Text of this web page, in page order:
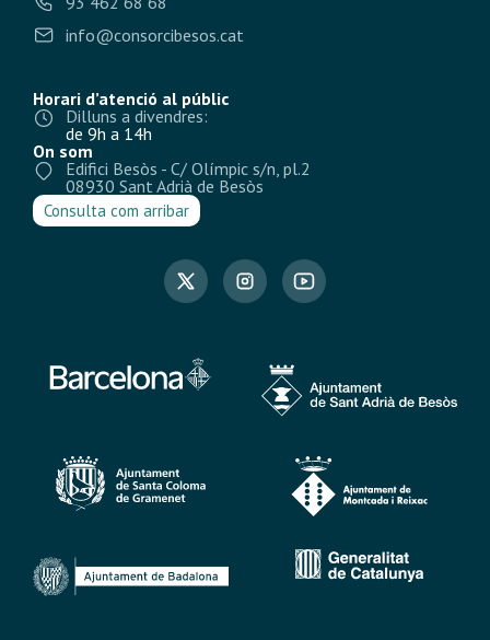
info@consorcibesos.cat
Horari d’atenció al públic
Dilluns a divendres:
de 9h a 14h
On som
Edifici Besòs - C/ Olímpic s/n, pl.2
08930 Sant Adrià de Besòs
Consulta com arribar